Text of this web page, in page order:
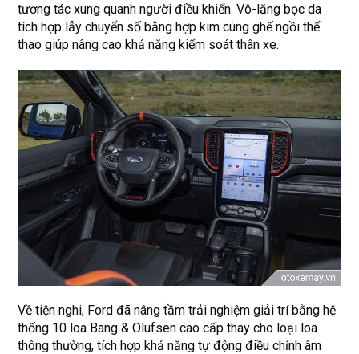
tương tác xung quanh người điều khiển. Vô-lăng bọc da
tích hợp lẫy chuyển số bằng hợp kim cùng ghế ngồi thể
thao giúp nâng cao khả năng kiểm soát thân xe.
Về tiện nghi, Ford đã nâng tầm trải nghiệm giải trí bằng hệ
thống 10 loa Bang & Olufsen cao cấp thay cho loại loa
thông thường, tích hợp khả năng tự động điều chỉnh âm